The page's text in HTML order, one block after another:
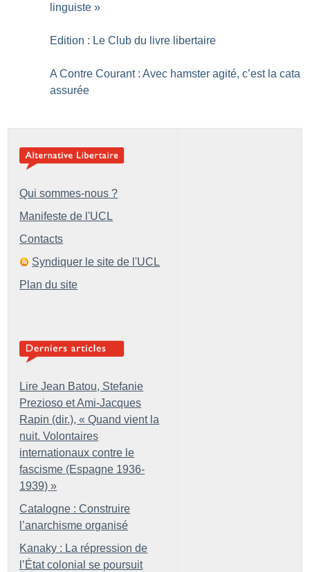
linguiste »
Edition : Le Club du livre libertaire
A Contre Courant : Avec hamster agité, c’est la cata
assurée
Qui sommes-nous ?
Manifeste de l'UCL
Contacts
Syndiquer le site de l'UCL
Plan du site
Lire Jean Batou, Stefanie
Prezioso et Ami-Jacques
Rapin (dir.), « Quand vient la
nuit. Volontaires
internationaux contre le
fascisme (Espagne 1936-
1939) »
Catalogne : Construire
l’anarchisme organisé
Kanaky : La répression de
l’État colonial se poursuit